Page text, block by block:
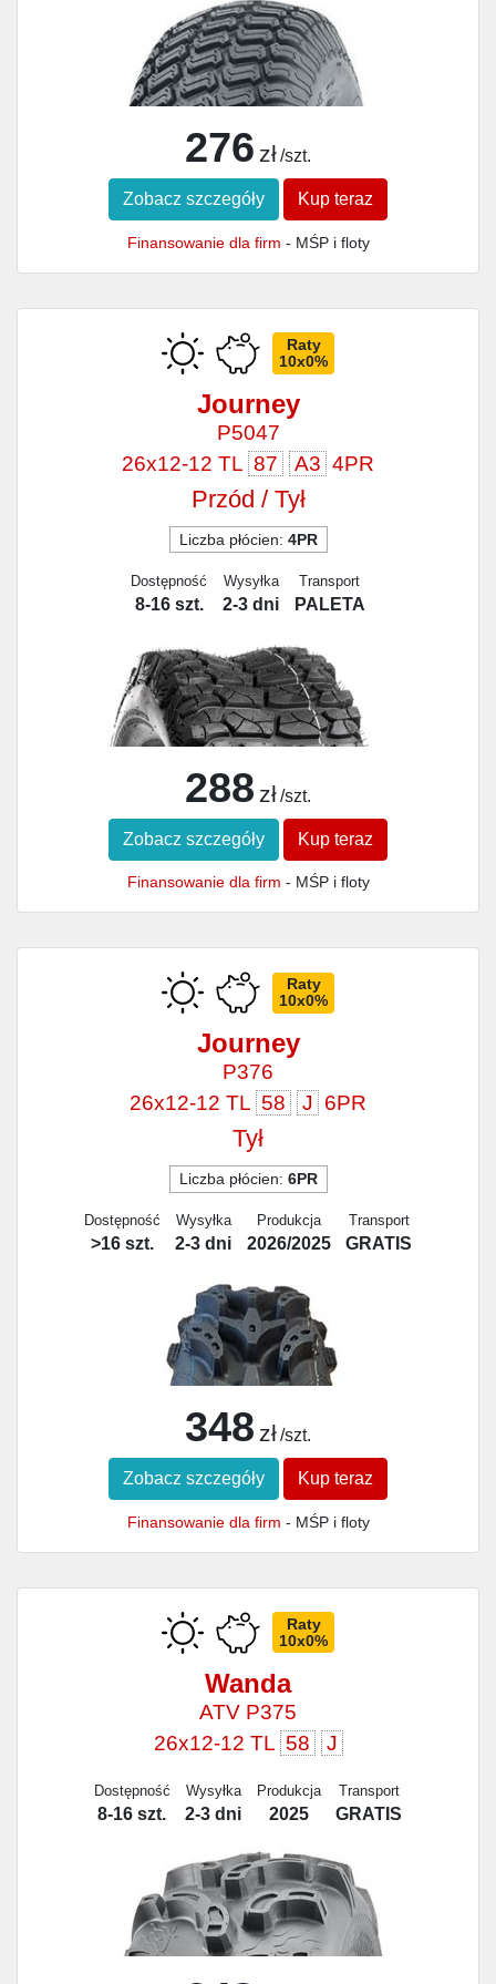
276 zł /szt.
Zobacz szczegóły Kup teraz
Finansowanie dla firm - MŚP i floty
Raty
10x0%
Journey
P5047
26x12-12 TL 87 A3 4PR
Przód / Tył
Liczba płócien: 4PR
Dostępność
8-16 szt.
Wysyłka
2-3 dni
Transport
PALETA
288 zł /szt.
Zobacz szczegóły Kup teraz
Finansowanie dla firm - MŚP i floty
Raty
10x0%
Journey
P376
26x12-12 TL 58 J 6PR
Tył
Liczba płócien: 6PR
Dostępność
>16 szt.
Wysyłka
2-3 dni
Produkcja
2026/2025
Transport
GRATIS
348 zł /szt.
Zobacz szczegóły Kup teraz
Finansowanie dla firm - MŚP i floty
Raty
10x0%
Wanda
ATV P375
26x12-12 TL 58 J
Dostępność
8-16 szt.
Wysyłka
2-3 dni
Produkcja
2025
Transport
GRATIS